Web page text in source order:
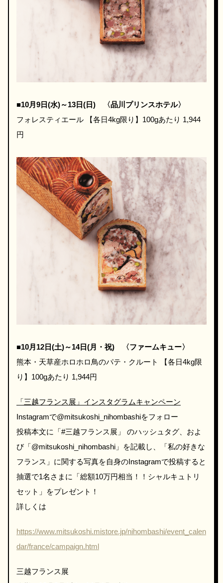
■10月9日(水)～13日(日) ​〈品川プリンスホテル〉
フォレスティエール 【各日4kg限り】100gあたり 1,944
円
■10月12日(土)～14日(月・祝) 〈ファームキュー〉
熊本・天草産ホロホロ鳥のパテ・クルート 【各日4kg限
り】100gあたり 1,944円
「三越フランス展」インスタグラムキャンペーン
Instagramで@mitsukoshi_nihombashiをフォロー
投稿本文に「#三越フランス展」 のハッシュタグ、およ
び「@mitsukoshi_nihombashi」を記載し、「私の好きな
フランス」に関する写真を自身のInstagramで投稿すると
抽選で1名さまに「総額10万円相当！！シャルキュトリ
セット」をプレゼント！
詳しくは
https://www.mitsukoshi.mistore.jp/nihombashi/event_calen
dar/france/campaign.html
三越フランス展